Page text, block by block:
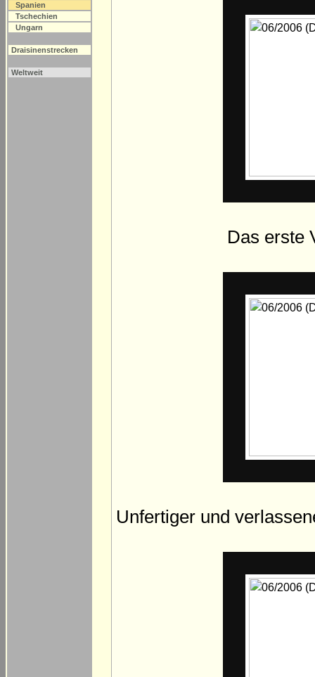
Spanien
Tschechien
Ungarn
Draisinenstrecken
Weltweit
Das erste
Unfertiger und